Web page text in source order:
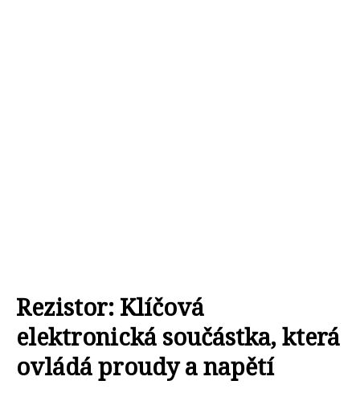
Rezistor: Klíčová
elektronická součástka, která
ovládá proudy a napětí